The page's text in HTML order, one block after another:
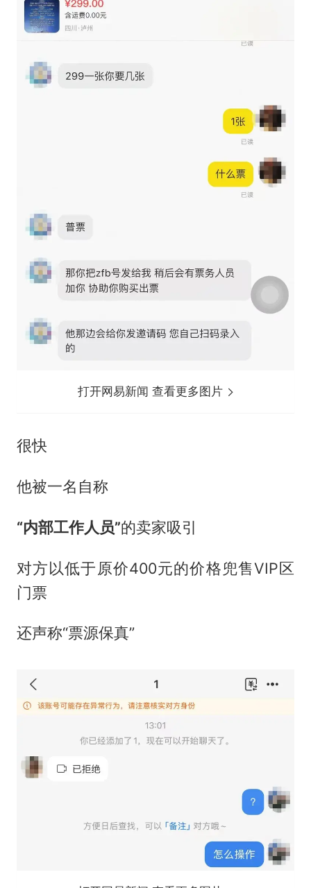
打开网易新闻 查看更多图片
很快
他被一名自称
“内部工作人员”的卖家吸引
对方以低于原价400元的价格兜售VIP区
门票
还声称“票源保真”